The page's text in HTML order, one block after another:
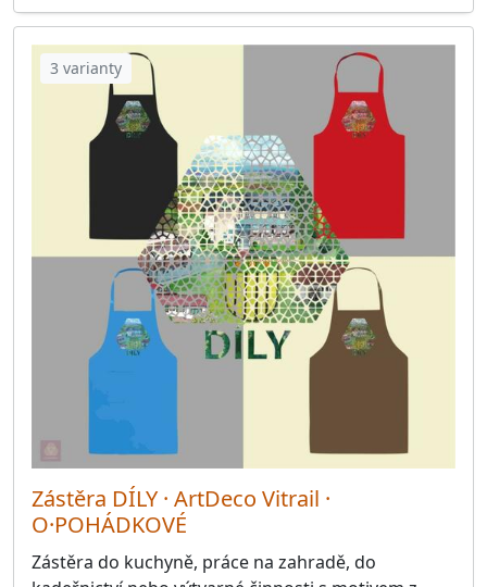
3 varianty
Zástěra DÍLY · ArtDeco Vitrail ·
O·POHÁDKOVÉ
Zástěra do kuchyně, práce na zahradě, do